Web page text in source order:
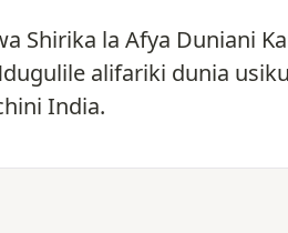
Shirika la Afya Duniani
alifariki dunia
India.